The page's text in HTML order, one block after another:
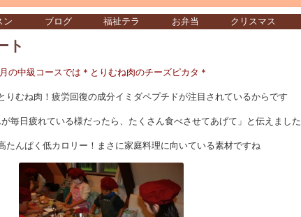
ン ブログ 福祉テラ お弁当 クリスマス
ト
の中級コースでは＊とりむね肉のチーズピカタ＊
りむね肉！疲労回復の成分イミダペプチドが注目されているからです
毎日疲れている様だったら、たくさん食べさせてあげて」と伝えました
たんぱく低カロリー！まさに家庭料理に向いている素材ですね